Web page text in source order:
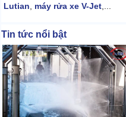
Lutian
máy rửa xe V-Jet
Tin tức nổi bật